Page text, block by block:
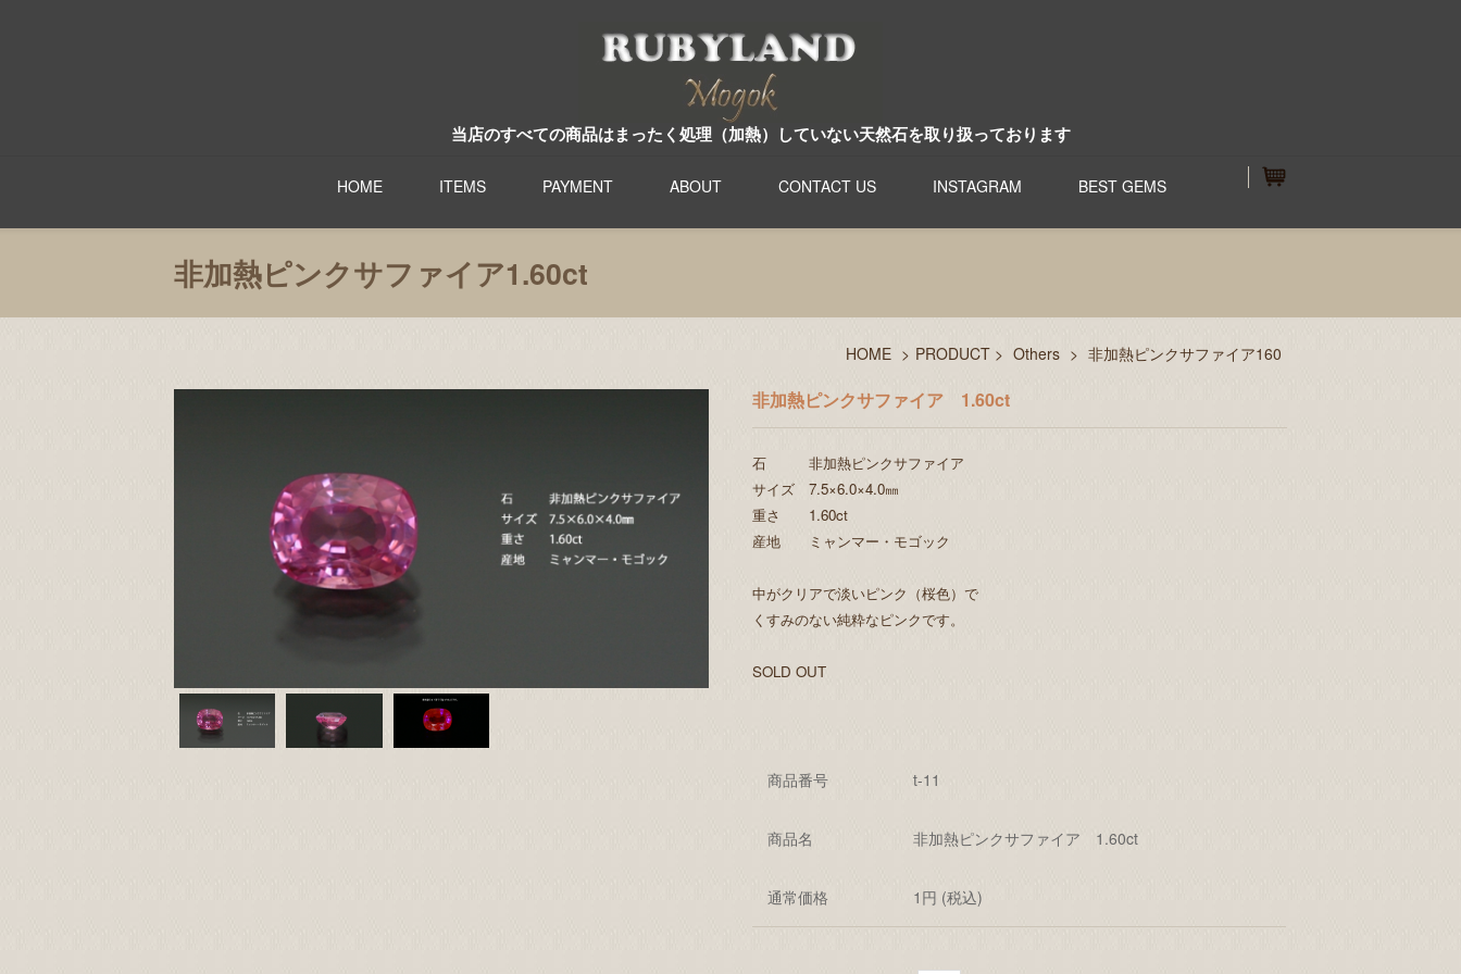
当店のすべての商品はまったく処理（加熱）していない天然石を取り扱っております
HOME ITEMS PAYMENT ABOUT CONTACT US INSTAGRAM BEST GEMS
非加熱ピンクサファイア1.60ct
HOME > PRODUCT > Others > 非加熱ピンクサファイア160
非加熱ピンクサファイア 1.60ct
石 非加熱ピンクサファイア
サイズ 7.5×6.0×4.0㎜
重さ 1.60ct
産地 ミャンマー・モゴック
中がクリアで淡いピンク（桜色）で
くすみのない純粋なピンクです。
SOLD OUT
商品番号 t-11
商品名 非加熱ピンクサファイア 1.60ct
通常価格 1円 (税込)